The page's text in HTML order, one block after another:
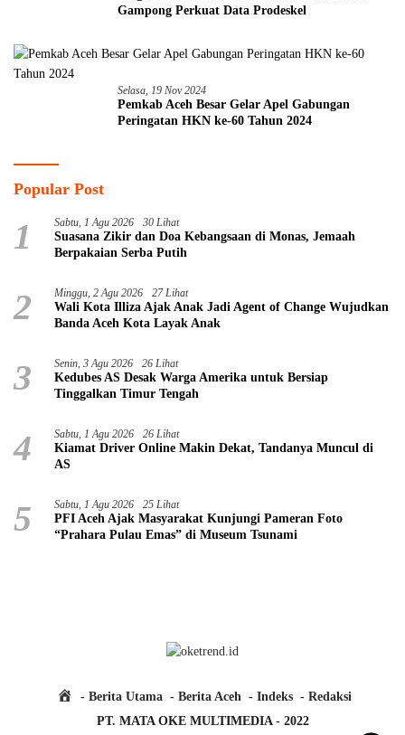
Gampong Perkuat Data Prodeskel
Selasa, 19 Nov 2024
Pemkab Aceh Besar Gelar Apel Gabungan
Peringatan HKN ke-60 Tahun 2024
Popular Post
1 Sabtu, 1 Agu 2026 30 Lihat
Suasana Zikir dan Doa Kebangsaan di Monas, Jemaah
Berpakaian Serba Putih
2 Minggu, 2 Agu 2026 27 Lihat
Wali Kota Illiza Ajak Anak Jadi Agent of Change Wujudkan
Banda Aceh Kota Layak Anak
3 Senin, 3 Agu 2026 26 Lihat
Kedubes AS Desak Warga Amerika untuk Bersiap
Tinggalkan Timur Tengah
4 Sabtu, 1 Agu 2026 26 Lihat
Kiamat Driver Online Makin Dekat, Tandanya Muncul di
AS
5 Sabtu, 1 Agu 2026 25 Lihat
PFI Aceh Ajak Masyarakat Kunjungi Pameran Foto
“Prahara Pulau Emas” di Museum Tsunami
H Berita Utama Berita Aceh Indeks
Redaksi
PT. MATA OKE MULTIMEDIA - 2022